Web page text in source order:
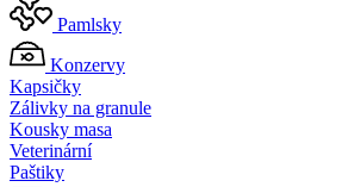
Pamlsky
Konzervy
Kapsičky
Zálivky na granule
Kousky masa
Veterinární
Paštiky